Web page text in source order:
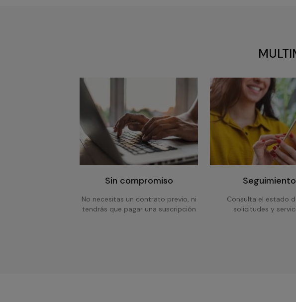
Sin compromiso
No necesitas un contrato previo, ni
tendrás que pagar una suscripción
Seguimiento
Consulta el estado
solicitudes y